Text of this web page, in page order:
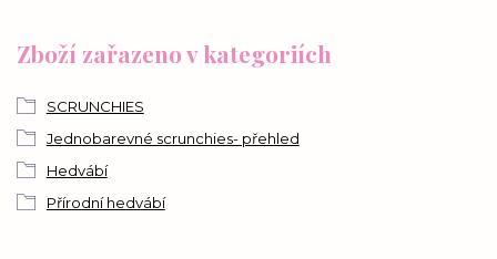
Zboží zařazeno v kategoriích
SCRUNCHIES
Jednobarevné scrunchies- přehled
Hedvábí
Přírodní hedvábí